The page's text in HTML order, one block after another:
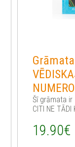
Šī grāmata ir
CITI NE TĀDI
19.90€